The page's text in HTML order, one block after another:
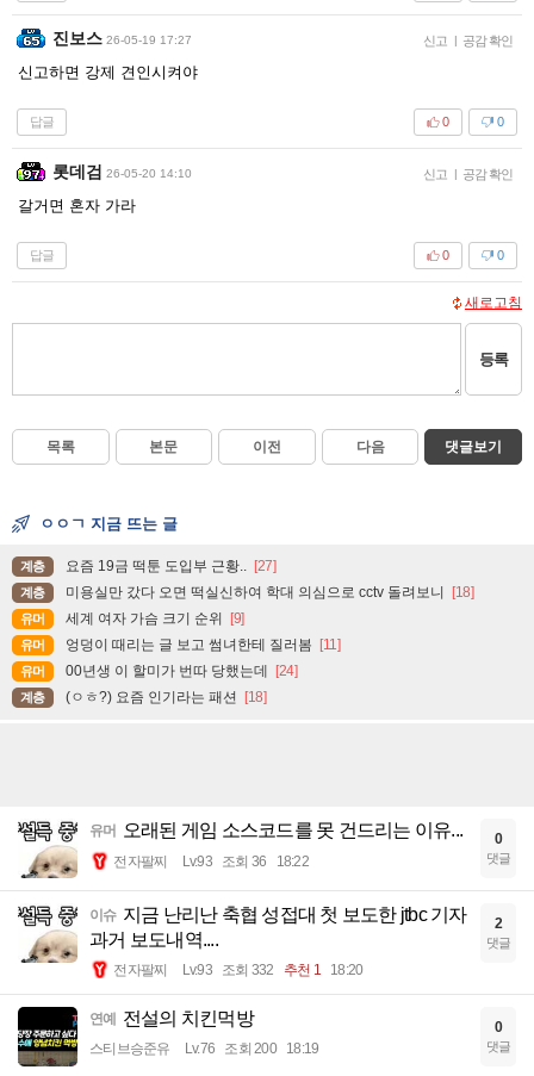
진보스 26-05-19 17:27 신고 | 공감 확인
신고하면 강제 견인시켜야
답글 0
0
롯데검 26-05-20 14:10 신고 | 공감 확인
갈거면 혼자 가라
답글 0
0
새로고침
등록
목록 본문 이전 다음 댓글보기
ㅇㅇㄱ 지금 뜨는 글
계층 요즘 19금 떡툰 도입부 근황.. [27]
계층 미용실만 갔다 오면 떡실신하여 학대 의심으로 cctv 돌려보니 [18]
유머 세계 여자 가슴 크기 순위 [9]
유머 엉덩이 때리는 글 보고 썸녀한테 질러봄 [11]
유머 00년생 이 할미가 번따 당했는데 [24]
계층 (ㅇㅎ?) 요즘 인기라는 패션 [18]
유머 오래된 게임 소스코드를 못 건드리는 이유...
전자팔찌 Lv.93 조회 36 18:22
0
댓글
이슈 지금 난리난 축협 성접대 첫 보도한 jtbc 기자
과거 보도내역....
전자팔찌 Lv.93 조회 332 추천 1 18:20
2
댓글
연예 전설의 치킨먹방
스티브승준유 Lv.76 조회 200 18:19
0
댓글